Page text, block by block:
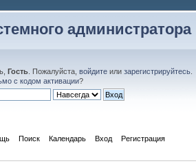
администратора
Гость . Пожалуйста, войдите или зарегистрируйтесь
с кодом активации?
Поиск Календарь Вход Регистрация